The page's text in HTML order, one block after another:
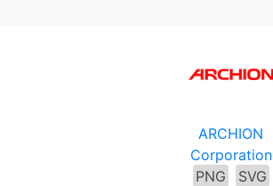
ARCHION
Corporation
PNG
SVG